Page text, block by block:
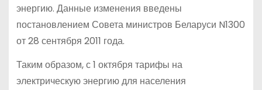
энергию. Данные изменения введены
постановлением Совета министров Беларуси N1300
от 28 сентября 2011 года.
Таким образом, с 1 октября тарифы на
электрическую энергию для населения